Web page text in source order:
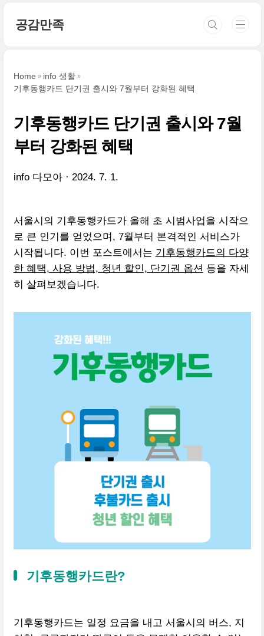
공감만족
Home
info 생활
기후동행카드 단기권 출시와 7월부터 강화된 혜택
기후동행카드 단기권 출시와 7월
부터 강화된 혜택
info 다모아 2024. 7. 1.
서울시의 기후동행카드가 올해 초 시범사업을 시작으
로 큰 인기를 얻었으며, 7월부터 본격적인 서비스가
시작됩니다. 이번 포스트에서는 기후동행카드의 다양
한 혜택, 사용 방법, 청년 할인, 단기권 옵션 등을 자세
히 살펴보겠습니다.
기후동행카드란?
기후동행카드는 일정 요금을 내고 서울시의 버스, 지